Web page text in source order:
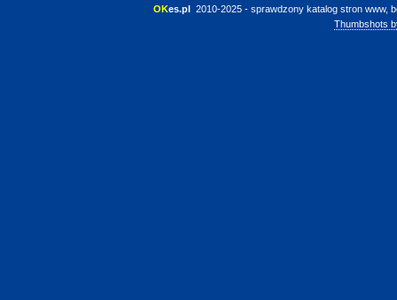
OKes.pl 2010-2025 - sprawdzony katalog stron www,
Thumbshots